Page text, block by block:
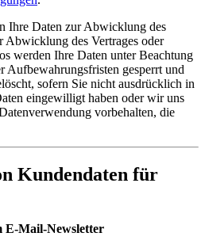
Ihre Daten zur Abwicklung des
Abwicklung des Vertrages oder
werden Ihre Daten unter Beachtung
Aufbewahrungsfristen gesperrt und
sofern Sie nicht ausdrücklich in
eingewilligt haben oder wir uns
vorbehalten, die
Kundendaten für
E-Mail-Newsletter